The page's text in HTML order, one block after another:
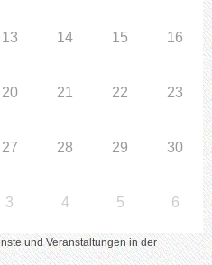
13 14 15 16
20 21 22 23
27 28 29 30
3 4 5 6
und Veranstaltungen in der